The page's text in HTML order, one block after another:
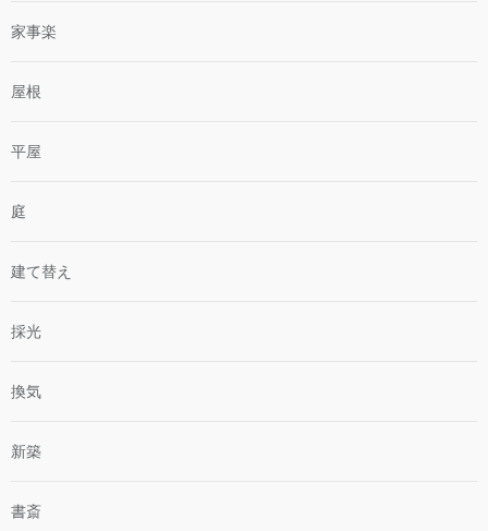
家事楽
屋根
平屋
庭
建て替え
採光
換気
新築
書斎